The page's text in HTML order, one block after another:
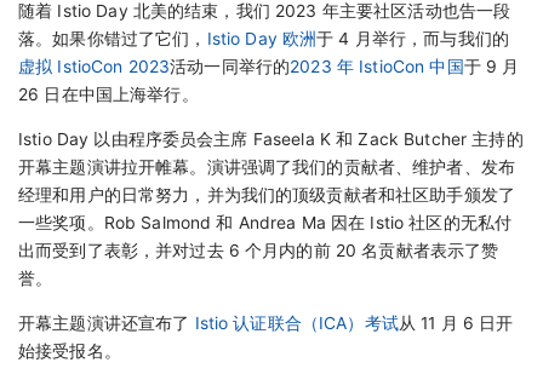
随着 Istio Day 北美的结束，我们 2023 年主要社区活动也告一段
落。如果你错过了它们， Istio Day 欧洲于 4 月举行，而与我们的
虚拟 IstioCon 2023活动一同举行的2023 年 IstioCon 中国于 9 月
26 日在中国上海举行。
Istio Day 以由程序委员会主席 Faseela K 和 Zack Butcher 主持的
开幕主题演讲拉开帷幕。演讲强调了我们的贡献者、维护者、发布
经理和用户的日常努力，并为我们的顶级贡献者和社区助手颁发了
一些奖项。Rob Salmond 和 Andrea Ma 因在 Istio 社区的无私付
出而受到了表彰，并对过去 6 个月内的前 20 名贡献者表示了赞
誉。
开幕主题演讲还宣布了 Istio 认证联合（ICA）考试从 11 月 6 日开
始接受报名。